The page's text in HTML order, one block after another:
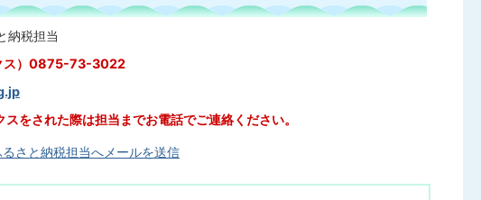
納税担当
ス）0875-73-3022
をされた際は担当までお電話でご連絡ください。
さと納税担当へメールを送信